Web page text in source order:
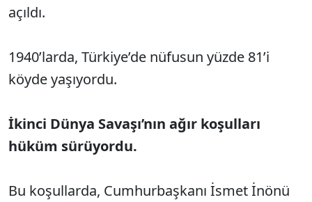
açıldı.
1940’larda, Türkiye’de nüfusun yüzde 81’i
köyde yaşıyordu.
İkinci Dünya Savaşı’nın ağır koşulları
hüküm sürüyordu.
Bu koşullarda, Cumhurbaşkanı İsmet İnönü